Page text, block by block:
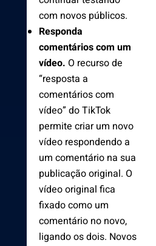
com novos públicos.
Responda
comentários com um
vídeo. O recurso de
“resposta a
comentários com
vídeo” do TikTok
permite criar um novo
vídeo respondendo a
um comentário na sua
publicação original. O
vídeo original fica
fixado como um
comentário no novo,
ligando os dois. Novos